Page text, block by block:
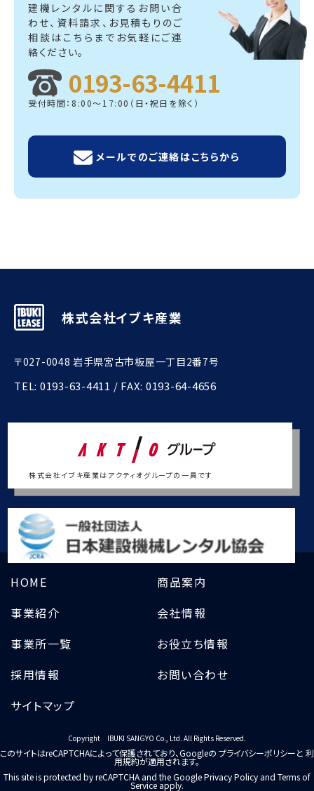
建機レンタルに関するお問い合
わせ、資料請求、 お見積もりのご
相談はこちらまでお気軽にご連
絡ください。
0193-63-4411
受付時間：8:00～17:00（日・祝日を除く）
メールでのご連絡はこちらから
株式会社イブキ産業
〒027-0048 岩手県宮古市板屋一丁目2番7号
TEL: 0193-63-4411 / FAX: 0193-64-4656
株式会社イブキ産業はアクティオグループの一員です
HOME
商品案内
事業紹介
会社情報
事業所一覧
お役立ち情報
採用情報
お問い合わせ
サイトマップ
Copyright IBUKI SANGYO Co., Ltd. All Rights Reserved.
このサイトはreCAPTCHAによって保護されており、Googleの プライバシーポリシーと 利
用規約が適用されます。
This site is protected by reCAPTCHA and the GooglePrivacy Policy and Terms of
Service apply.